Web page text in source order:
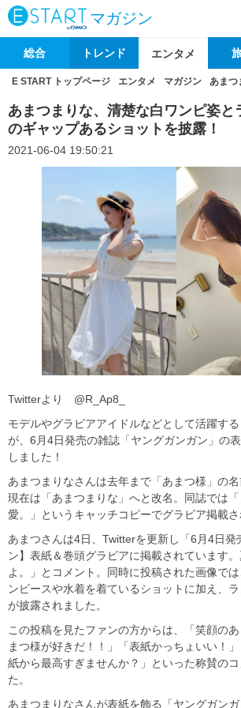
マガジン
総合 トレンド エンタメ
E START トップページ エンタメ マガジン あまつ
あまつまりな、清楚な白ワンピ姿と
のギャップあるショットを披露！
2021-06-04 19:50:21
Twitterより @R_Ap8_
モデルやグラビアアイドルなどとして活躍す
が、6月4日発売の雑誌「ヤングガンガン」の
しました！
あまつまりなさんは去年まで「あまつ様」の名
現在は「あまつまりな」へと改名。同誌では「
愛。」というキャッチコピーでグラビア掲載さ
あまつさんは4日、Twitterを更新し「6月4日発
ン】表紙＆巻頭グラビアに掲載されています
よ。」とコメント。同時に投稿された画像で
ンピースや水着を着ているショットに加え、
が披露されました。
この投稿を見たファンの方からは、「笑顔の
まつ様が好きだ！！」「表紙かっちょいい！
紙から最高すぎませんか？」といった称賛の
た。
あまつまりなさんが表紙を飾る「ヤングガン